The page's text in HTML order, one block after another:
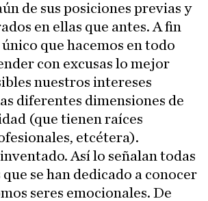
de sus posiciones previas y
en ellas que antes. A fin
que hacemos en todo
con excusas lo mejor
nuestros intereses
diferentes dimensiones de
(que tienen raíces
etcétera).
Así lo señalan todas
se han dedicado a conocer
seres emocionales. De